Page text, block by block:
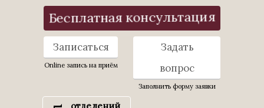
Бесплатная консультация
Записаться
Online запись на приём
Задать
вопрос
Заполнить форму заявки